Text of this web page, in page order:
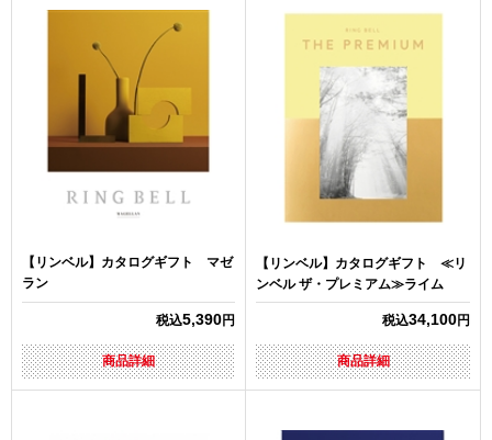
【リンベル】カタログギフト マゼ
ラン
税込5,390円
商品詳細
【リンベル】カタログギフト ≪リ
ンベル ザ・プレミアム≫ライム
税込34,100円
商品詳細